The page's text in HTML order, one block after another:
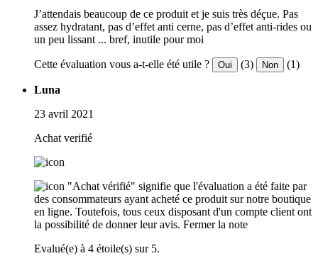
J’attendais beaucoup de ce produit et je suis très déçue. Pas
assez hydratant, pas d’effet anti cerne, pas d’effet anti-rides ou
un peu lissant ... bref, inutile pour moi
Cette évaluation vous a-t-elle été utile ? Oui (3) Non (1)
Luna
23 avril 2021
Achat verifié
"Achat vérifié" signifie que l'évaluation a été faite par
des consommateurs ayant acheté ce produit sur notre boutique
en ligne. Toutefois, tous ceux disposant d'un compte client ont
la possibilité de donner leur avis. Fermer la note
Evalué(e) à 4 étoile(s) sur 5.